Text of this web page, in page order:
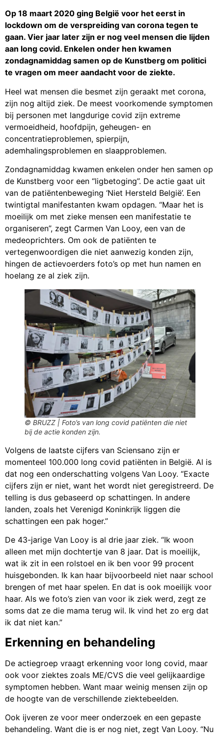
Op 18 maart 2020 ging België voor het eerst in
lockdown om de verspreiding van corona tegen te
gaan. Vier jaar later zijn er nog veel mensen die lijden
aan long covid. Enkelen onder hen kwamen
zondagnamiddag samen op de Kunstberg om politici
te vragen om meer aandacht voor de ziekte.
Heel wat mensen die besmet zijn geraakt met corona,
zijn nog altijd ziek. De meest voorkomende symptomen
bij personen met langdurige covid zijn extreme
vermoeidheid, hoofdpijn, geheugen- en
concentratieproblemen, spierpijn,
ademhalingsproblemen en slaapproblemen.
Zondagnamiddag kwamen enkelen onder hen samen op
de Kunstberg voor een “ligbetoging”. De actie gaat uit
van de patiëntenbeweging ‘Niet Hersteld België’. Een
twintigtal manifestanten kwam opdagen. “Maar het is
moeilijk om met zieke mensen een manifestatie te
organiseren”, zegt Carmen Van Looy, een van de
medeoprichters. Om ook de patiënten te
vertegenwoordigen die niet aanwezig konden zijn,
hingen de actievoerders foto’s op met hun namen en
hoelang ze al ziek zijn.
© BRUZZ | Foto’s van long covid patiënten die niet
bij de actie konden zijn.
Volgens de laatste cijfers van Sciensano zijn er
momenteel 100.000 long covid patiënten in België. Al is
dat nog een onderschatting volgens Van Looy. “Exacte
cijfers zijn er niet, want het wordt niet geregistreerd. De
telling is dus gebaseerd op schattingen. In andere
landen, zoals het Verenigd Koninkrijk liggen die
schattingen een pak hoger.”
De 43-jarige Van Looy is al drie jaar ziek. “Ik woon
alleen met mijn dochtertje van 8 jaar. Dat is moeilijk,
wat ik zit in een rolstoel en ik ben voor 99 procent
huisgebonden. Ik kan haar bijvoorbeeld niet naar school
brengen of met haar spelen. En dat is ook moeilijk voor
haar. Als we foto’s zien van voor ik ziek werd, zegt ze
soms dat ze die mama terug wil. Ik vind het zo erg dat
ik dat niet kan.”
Erkenning en behandeling
De actiegroep vraagt erkenning voor long covid, maar
ook voor ziektes zoals ME/CVS die veel gelijkaardige
symptomen hebben. Want maar weinig mensen zijn op
de hoogte van de verschillende ziektebeelden.
Ook ijveren ze voor meer onderzoek en een gepaste
behandeling. Want die is er nog niet, zegt Van Looy. “Nu